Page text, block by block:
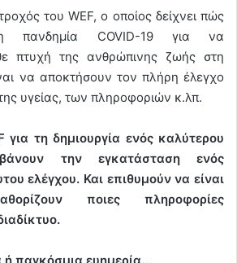
του WEF, ο οποίος δείχνει πώς
η πανδημία COVID-19 για να
πτυχή της ανθρώπινης ζωής στη
να αποκτήσουν τον πλήρη έλεγχο
υγείας, των πληροφοριών κ.λπ.
για τη δημιουργία ενός καλύτερου
την εγκατάσταση ενός
ελέγχου. Και επιθυμούν να είναι
ποιες πληροφορίες